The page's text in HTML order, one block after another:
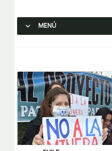
MENÚ